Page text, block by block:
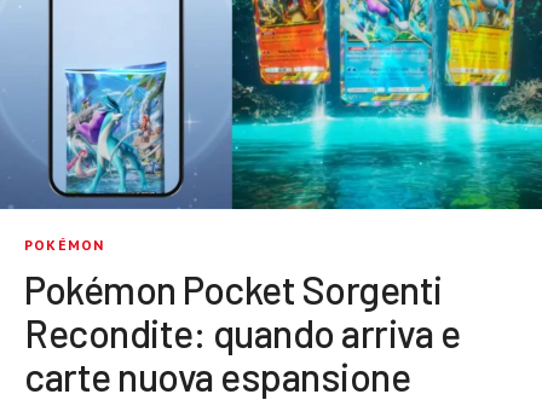
POKÉMON
Pokémon Pocket Sorgenti
Recondite: quando arriva e
carte nuova espansione